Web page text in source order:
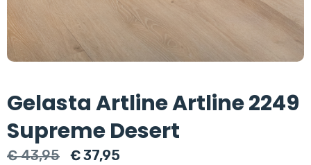
Gelasta Artline Artline 2249
Supreme Desert
€43,95
Oorspronkelijke
€37,95